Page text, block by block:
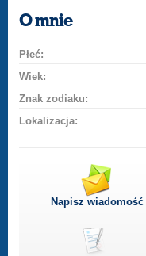
O mnie
Płeć:
Wiek:
Znak zodiaku:
Lokalizacja:
Napisz wiadomość